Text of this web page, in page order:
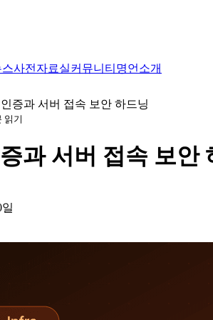
스사전 자료실커뮤니티 명언 소개
증과 서버 접속 보안 하드닝
읽기
과 서버 접속 보안